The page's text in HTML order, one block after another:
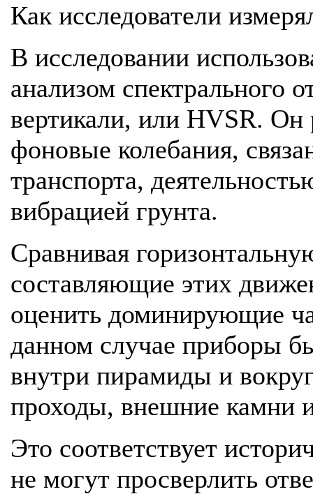
Как исследователи
В исследовании
анализом спектрального
вертикали, или HVSR. Он
фоновые колебания,
транспорта,
вибрацией грунта.
Сравнивая
составляющие этих
оценить доминирующие
данном случае приборы
внутри пирамиды и
проходы, внешние камни
Это соответствует
не могут просверлить